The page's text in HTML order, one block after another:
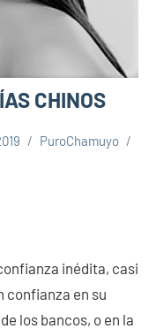
CHINOS
PuroChamuyo
inédita, casi
confianza en su
los bancos, o en la